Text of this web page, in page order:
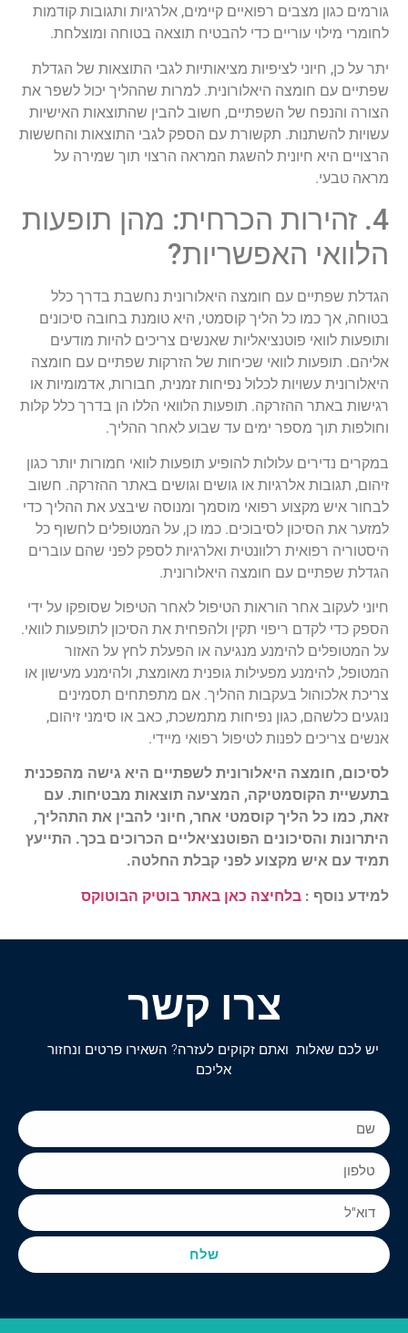
גורמים כגון מצבים רפואיים קיימים, אלרגיות ותגובות קודמות
לחומרי מילוי עוריים כדי להבטיח תוצאה בטוחה ומוצלחת.
יתר על כן, חיוני לציפיות מציאותיות לגבי התוצאות של הגדלת
שפתיים עם חומצה היאלורונית. למרות שההליך יכול לשפר את
הצורה והנפח של השפתיים, חשוב להבין שהתוצאות האישיות
עשויות להשתנות. תקשורת עם הספק לגבי התוצאות והחששות
הרצויים היא חיונית להשגת המראה הרצוי תוך שמירה על
מראה טבעי.
4. זהירות הכרחית: מהן תופעות
הלוואי האפשריות?
הגדלת שפתיים עם חומצה היאלורונית נחשבת בדרך כלל
בטוחה, אך כמו כל הליך קוסמטי, היא טומנת בחובה סיכונים
ותופעות לוואי פוטנציאליות שאנשים צריכים להיות מודעים
אליהם. תופעות לוואי שכיחות של הזרקות שפתיים עם חומצה
היאלורונית עשויות לכלול נפיחות זמנית, חבורות, אדמומיות או
רגישות באתר ההזרקה. תופעות הלוואי הללו הן בדרך כלל קלות
וחולפות תוך מספר ימים עד שבוע לאחר ההליך.
במקרים נדירים עלולות להופיע תופעות לוואי חמורות יותר כגון
זיהום, תגובות אלרגיות או גושים וגושים באתר ההזרקה. חשוב
לבחור איש מקצוע רפואי מוסמך ומנוסה שיבצע את ההליך כדי
למזער את הסיכון לסיבוכים. כמו כן, על המטופלים לחשוף כל
היסטוריה רפואית רלוונטית ואלרגיות לספק לפני שהם עוברים
הגדלת שפתיים עם חומצה היאלורונית.
חיוני לעקוב אחר הוראות הטיפול לאחר הטיפול שסופקו על ידי
הספק כדי לקדם ריפוי תקין ולהפחית את הסיכון לתופעות לוואי.
על המטופלים להימנע מנגיעה או הפעלת לחץ על האזור
המטופל, להימנע מפעילות גופנית מאומצת, ולהימנע מעישון או
צריכת אלכוהול בעקבות ההליך. אם מתפתחים תסמינים
נוגעים כלשהם, כגון נפיחות מתמשכת, כאב או סימני זיהום,
אנשים צריכים לפנות לטיפול רפואי מיידי.
לסיכום, חומצה היאלורונית לשפתיים היא גישה מהפכנית
בתעשיית הקוסמטיקה, המציעה תוצאות מבטיחות. עם
זאת, כמו כל הליך קוסמטי אחר, חיוני להבין את התהליך,
היתרונות והסיכונים הפוטנציאליים הכרוכים בכך. התייעץ
תמיד עם איש מקצוע לפני קבלת החלטה.
למידע נוסף : בלחיצה כאן באתר בוטיק הבוטוקס
צרו קשר
יש לכם שאלות ואתם זקוקים לעזרה? השאירו פרטים ונחזור
אליכם
שלח